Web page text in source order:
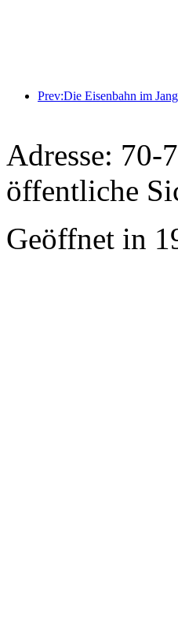
Adresse: 70-
öffentliche
Geöffnet in